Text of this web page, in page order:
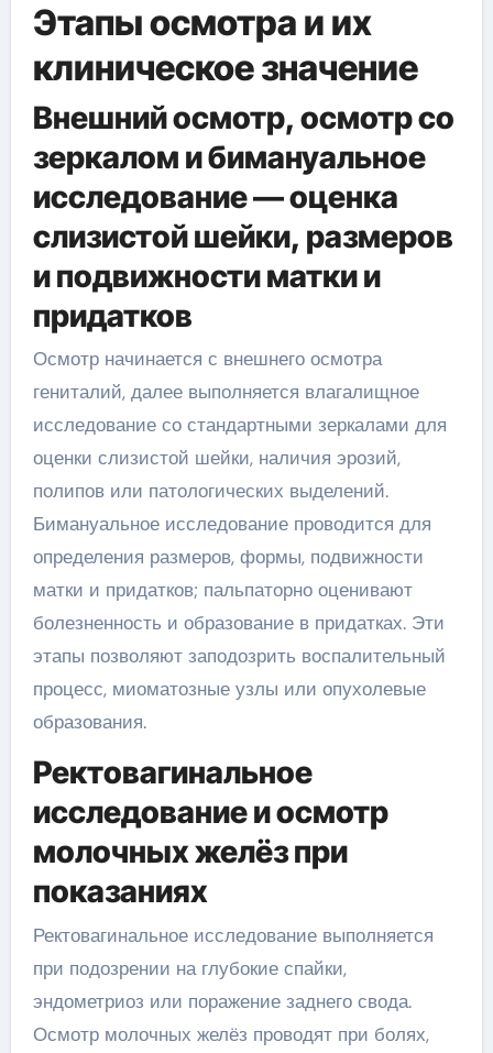
Этапы осмотра и их
клиническое значение
Внешний осмотр, осмотр со
зеркалом и бимануальное
исследование — оценка
слизистой шейки, размеров
и подвижности матки и
придатков
Осмотр начинается с внешнего осмотра
гениталий, далее выполняется влагалищное
исследование со стандартными зеркалами для
оценки слизистой шейки, наличия эрозий,
полипов или патологических выделений.
Бимануальное исследование проводится для
определения размеров, формы, подвижности
матки и придатков; пальпаторно оценивают
болезненность и образование в придатках. Эти
этапы позволяют заподозрить воспалительный
процесс, миоматозные узлы или опухолевые
образования.
Ректовагинальное
исследование и осмотр
молочных желёз при
показаниях
Ректовагинальное исследование выполняется
при подозрении на глубокие спайки,
эндометриоз или поражение заднего свода.
Осмотр молочных желёз проводят при болях,